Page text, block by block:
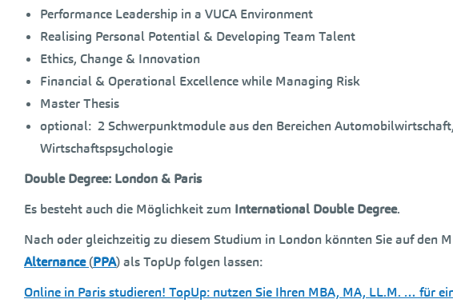
Performance Leadership in a VUCA Environment
Realising Personal Potential & Developing Team Talent
Ethics, Change & Innovation
Financial & Operational Excellence while Managing Risk
Master Thesis
optional: 2 Schwerpunktmodule aus den Bereichen
Wirtschaftspsychologie
Double Degree: London & Paris
Es besteht auch die Möglichkeit zum International Double Degree.
Nach oder gleichzeitig zu diesem Studium in London könnten Sie auf den
Alternance(PPA) als TopUp folgen lassen:
Online in Paris studieren! TopUp: nutzen Sie Ihren MBA, MA, LL.M. … für